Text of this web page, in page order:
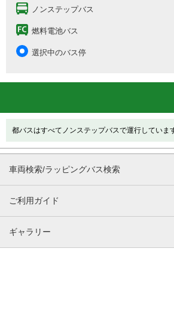
ノンステップバス
燃料電池バス
選択中のバス停
都バスはすべてノンステップバスで運行してい
車両検索/ラッピングバス検索
ご利用ガイド
ギャラリー